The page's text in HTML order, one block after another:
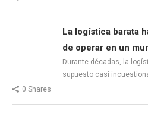
La logística barata
de operar en un
Durante décadas, la
supuesto casi
0 Shares